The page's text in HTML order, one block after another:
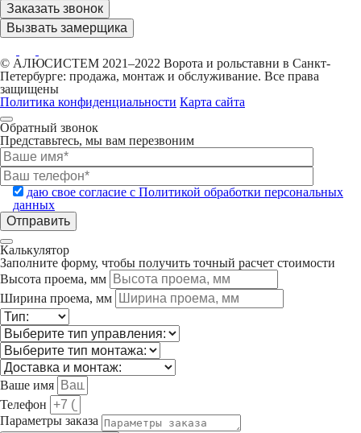
Заказать звонок
Вызвать замерщика
© АЛЮСИСТЕМ 2021–2022 Ворота и рольставни в Санкт-
Петербурге: продажа, монтаж и обслуживание. Все права
защищены
Политика конфиденциальности Карта сайта
Обратный звонок
Представьтесь, мы вам перезвоним
даю свое согласие с Политикой обработки персональных
данных
Калькулятор
Заполните форму, чтобы получить точный расчет стоимости
Высота проема, мм
Ширина проема, мм
Ваше имя
Телефон
Параметры заказа